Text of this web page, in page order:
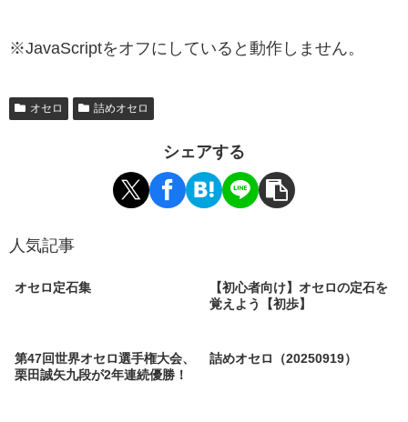
※JavaScriptをオフにしていると動作しません。
オセロ 詰めオセロ
シェアする
人気記事
オセロ定石集
【初心者向け】オセロの定石を
覚えよう【初歩】
第47回世界オセロ選手権大会、
栗田誠矢九段が2年連続優勝！
詰めオセロ（20250919）